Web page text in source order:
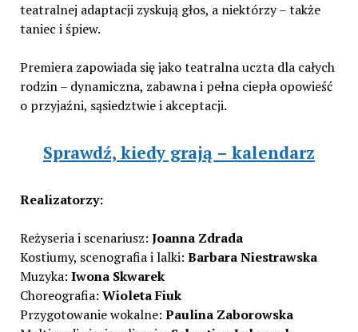
teatralnej adaptacji zyskują głos, a niektórzy – także
taniec i śpiew.
Premiera zapowiada się jako teatralna uczta dla całych
rodzin – dynamiczna, zabawna i pełna ciepła opowieść
o przyjaźni, sąsiedztwie i akceptacji.
Sprawdź, kiedy grają – kalendarz
Realizatorzy:
Reżyseria i scenariusz: Joanna Zdrada
Kostiumy, scenografia i lalki: Barbara Niestrawska
Muzyka: Iwona Skwarek
Choreografia: Wioleta Fiuk
Przygotowanie wokalne: Paulina Zaborowska